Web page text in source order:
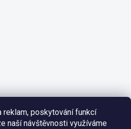
reklam, poskytování funkcí
naší návštěvnosti využíváme